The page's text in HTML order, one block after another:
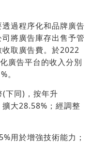
過程序化和品牌廣告
將廣告庫存出售予管
取廣告費。於2022
廣告平台的收入分別
。
下同)，按年升
大28.58%；經調整
用於增強技術能力；